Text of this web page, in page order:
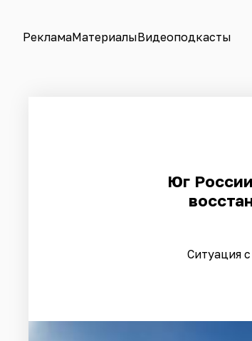
РекламаМатериалыВидеоподкасты
Юг
Ситуация